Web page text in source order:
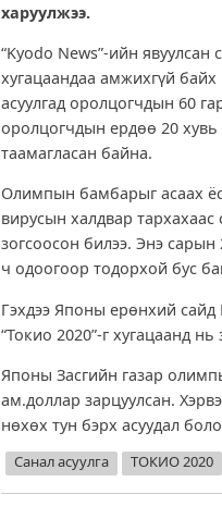
харуулжээ.
“Kyodo News”-ийн
хугацаандаа амжихгүй
асуулгад оролцогчдын 60
оролцогчдын ердөө 20
таамагласан байна.
Олимпын бамбарыг асаах
вирусын халдвар тархахаас
зогсоосон билээ. Энэ
ч одоогоор тодорхой бус
Гэхдээ Японы ерөнхий сайд
“Токио 2020”-г хугацаанд
Японы Засгийн газар
ам.доллар зарцуулсан.
нөхөх тун бэрх асуудал
Санал асуулга ТОКИО 2020